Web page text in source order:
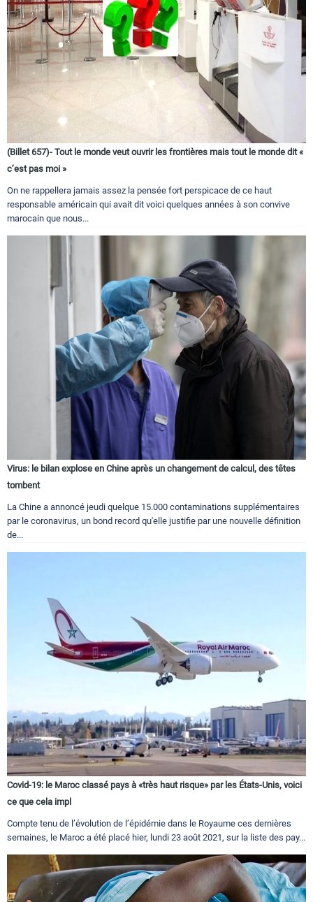
(Billet 657)- Tout le monde veut ouvrir les frontières mais tout le monde dit «
c’est pas moi »
On ne rappellera jamais assez la pensée fort perspicace de ce haut
responsable américain qui avait dit voici quelques années à son convive
marocain que nous...
Virus: le bilan explose en Chine après un changement de calcul, des têtes
tombent
La Chine a annoncé jeudi quelque 15.000 contaminations supplémentaires
par le coronavirus, un bond record qu'elle justifie par une nouvelle définition
de...
Covid-19: le Maroc classé pays à «très haut risque» par les États-Unis, voici
ce que cela impl
Compte tenu de l’évolution de l’épidémie dans le Royaume ces dernières
semaines, le Maroc a été placé hier, lundi 23 août 2021, sur la liste des pay...